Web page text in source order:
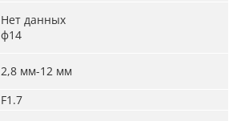
Нет данных
ф14
2,8 мм-12 мм
F1.7